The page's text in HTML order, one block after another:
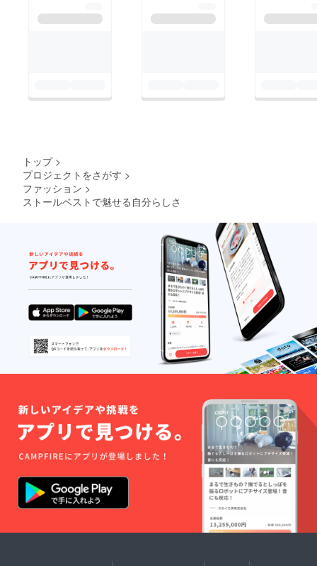
トップ >
プロジェクトをさがす >
ファッション >
ストールベストで魅せる自分らしさ